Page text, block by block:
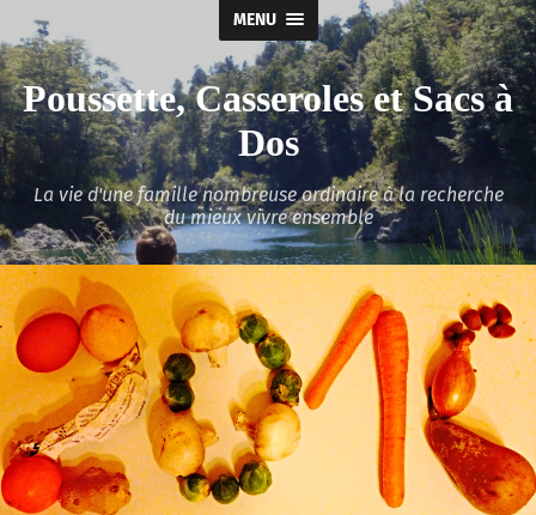
MENU
Poussette, Casseroles et Sacs à
Dos
La vie d'une famille nombreuse ordinaire à la recherche
du mieux vivre ensemble